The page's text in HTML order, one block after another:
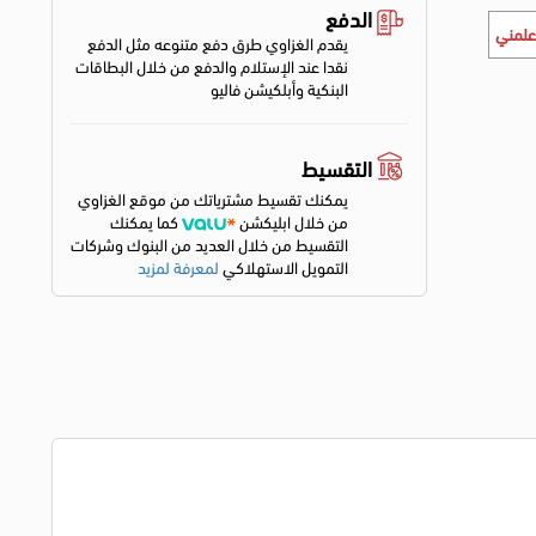
الدفع
يقدم الغزاوي طرق دفع متنوعه مثل الدفع
نقدا عند الإستلام والدفع من خلال البطاقات
البنكية وأبلكيشن فاليو
التقسيط
يمكنك تقسيط مشترياتك من موقع الغزاوي
من خلال ابليكشن
كما يمكنك
التقسيط من خلال العديد من البنوك وشركات
التمويل الاستهلاكيلمعرفة لمزيد